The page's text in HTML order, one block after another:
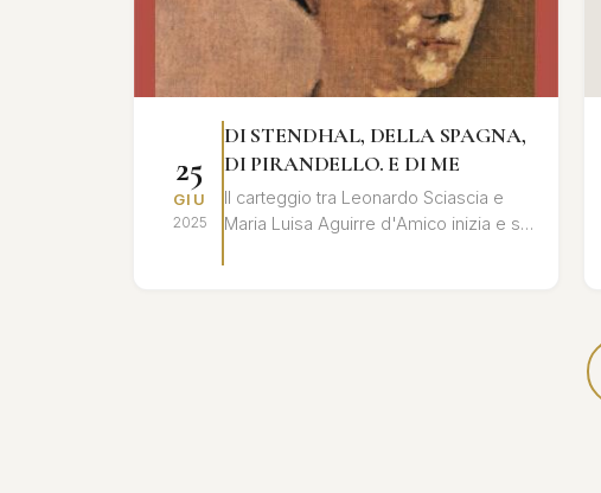
25
GIU
2025
DI STENDHAL, DELLA SPAGNA,
DI PIRANDELLO. E DI ME
Il carteggio tra Leonardo Sciascia e
Maria Luisa Aguirre d'Amico inizia e si